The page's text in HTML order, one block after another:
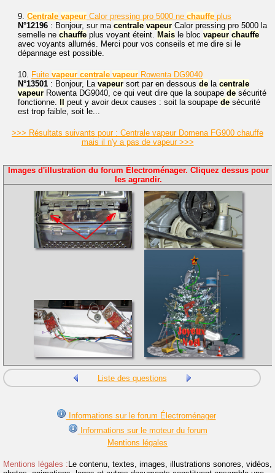
9. Centrale vapeur Calor pressing pro 5000 ne chauffe plus
N°12196 : Bonjour, sur ma centrale vapeur Calor pressing pro 5000 la
semelle ne chauffe plus voyant éteint. Mais le bloc vapeur chauffe
avec voyants allumés. Merci pour vos conseils et me dire si le
dépannage est possible.
10. Fuite vapeur centrale vapeur Rowenta DG9040
N°13501 : Bonjour, La vapeur sort par en dessous de la centrale
vapeur Rowenta DG9040, ce qui veut dire que la soupape de sécurité
fonctionne.
peut y avoir deux causes : soit la soupape de sécurité
est trop faible, soit le...
>>> Résultats suivants pour : Centrale vapeur Domena FG900 chauffe
mais il n'y a pas de vapeur >>>
Images d'illustration du forum Électroménager. Cliquez dessus pour
les agrandir.
Liste des questions
Informations sur le forum Électroménager
Informations sur le moteur du forum
Mentions légales
Mentions légales : Le contenu, textes, images, illustrations sonores, vidéos,